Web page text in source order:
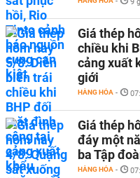
Giá thép
chiều khi
cảng xuất
giới
HÀNG HÓA -
Giá thép
đáy một
ba Tập
HÀNG HÓA -